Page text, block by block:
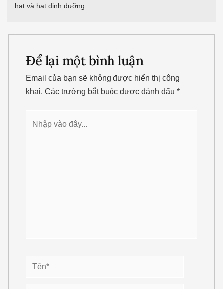
hạt và hạt dinh dưỡng.…
Để lại một bình luận
Email của bạn sẽ không được hiển thị công
khai. Các trường bắt buộc được đánh dấu*
Tên*